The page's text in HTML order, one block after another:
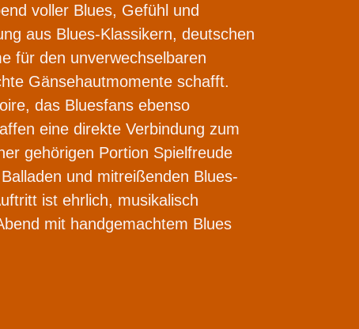
voller Blues, Gefühl und
aus Blues-Klassikern, deutschen
für den unverwechselbaren
Gänsehautmomente schafft.
das Bluesfans ebenso
eine direkte Verbindung zum
gehörigen Portion Spielfreude
und mitreißenden Blues-
ist ehrlich, musikalisch
mit handgemachtem Blues